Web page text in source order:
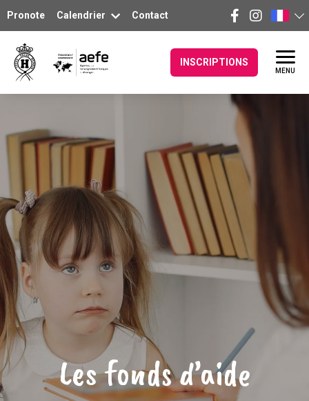
Pronote Calendrier Contact
INSCRIPTIONS
MENU
Les fonds d’aide